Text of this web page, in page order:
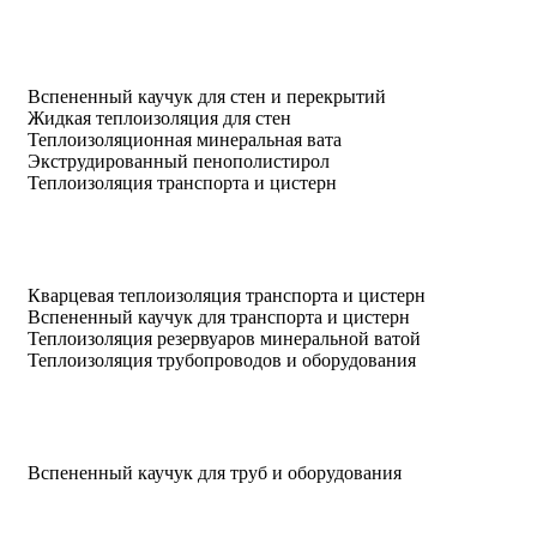
Вспененный каучук для стен и перекрытий
Жидкая теплоизоляция для стен
Теплоизоляционная минеральная вата
Экструдированный пенополистирол
Теплоизоляция транспорта и цистерн
Кварцевая теплоизоляция транспорта и цистерн
Вспененный каучук для транспорта и цистерн
Теплоизоляция резервуаров минеральной ватой
Теплоизоляция трубопроводов и оборудования
Вспененный каучук для труб и оборудования